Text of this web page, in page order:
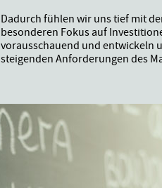
Dadurch fühlen wir uns tief mit
besonderen Fokus auf
vorausschauend und entwickeln
steigenden Anforderungen des